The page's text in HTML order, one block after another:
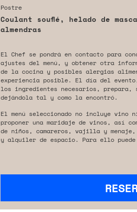
Postre
Coulant souflé, helado de
almendras
El Chef se pondrá en contacto para
ajustes del menú, y obtener otra
de la cocina y posibles alergias
experiencia posible. El día del
los ingredientes necesarios,
dejándola tal y como la encontró.
El menú seleccionado no incluye vino
proponer una maridaje de vinos, así
de niños, camareros, vajilla y
y alquiler de espacio. Para ello puede